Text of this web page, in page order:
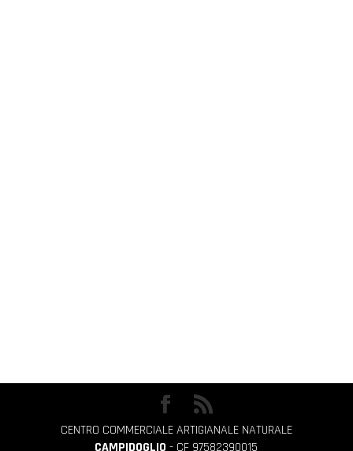
CENTRO COMMERCIALE ARTIGIANALE NATURALE
CAMPIDOGLIO - CF 97582390015